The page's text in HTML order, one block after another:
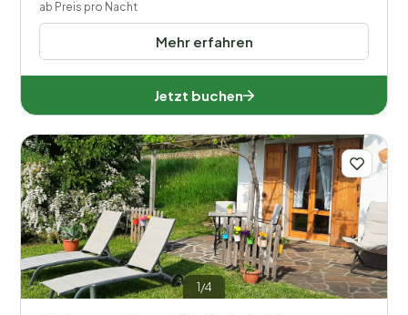
Mehr erfahren
ab Preis pro Nacht
Jetzt buchen
1/4